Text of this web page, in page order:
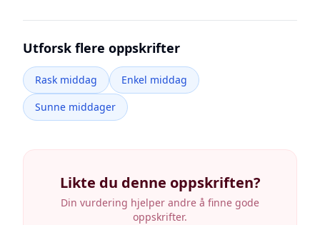
Utforsk flere oppskrifter
Rask middag
Enkel middag
Sunne middager
Likte du denne oppskriften?
Din vurdering hjelper andre å finne gode
oppskrifter.